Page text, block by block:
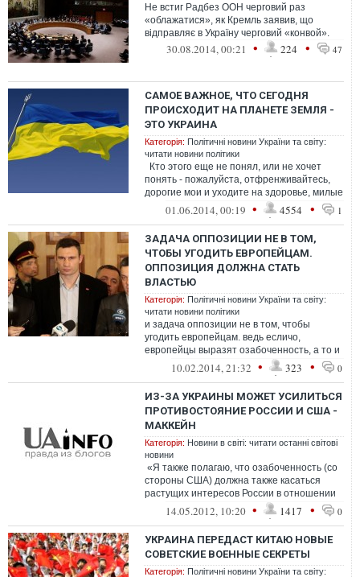
Не встиг Радбез ООН черговий раз
«облажатися», як Кремль заявив, що
відправляє в Україну черговий «конвой».
30.08.2014, 00:21 • 224 • 47
САМОЕ ВАЖНОЕ, ЧТО СЕГОДНЯ
ПРОИСХОДИТ НА ПЛАНЕТЕ ЗЕМЛЯ -
ЭТО УКРАИНА
Категорія: Політичні новини України та світу:
читати новини політики
Кто этого еще не понял, или не хочет
понять - пожалуйста, отфренживайтесь,
дорогие мои и уходите на здоровье, милые
мои френды, озабоченные то...
01.06.2014, 00:19 • 4554 • 1
ЗАДАЧА ОППОЗИЦИИ НЕ В ТОМ,
ЧТОБЫ УГОДИТЬ ЕВРОПЕЙЦАМ.
ОППОЗИЦИЯ ДОЛЖНА СТАТЬ
ВЛАСТЬЮ
Категорія: Політичні новини України та світу:
читати новини політики
и задача оппозиции не в том, чтобы
угодить европейцам. ведь есличо,
европейцы выразят озабоченность, а то и
соболезнования, не выезжая из своей
10.02.2014, 21:32 • 323 • 0
ИЗ-ЗА УКРАИНЫ МОЖЕТ УСИЛИТЬСЯ
ПРОТИВОСТОЯНИЕ РОССИИ И США -
МАККЕЙН
Категорія: Новини в світі: читати останні світові
новини
«Я также полагаю, что озабоченность (со
стороны США) должна также касаться
растущих интересов России в отношении
Украины, трех балтийских ...
14.05.2012, 10:20 • 1417 • 0
УКРАИНА ПЕРЕДАСТ КИТАЮ НОВЫЕ
СОВЕТСКИЕ ВОЕННЫЕ СЕКРЕТЫ
Категорія: Політичні новини України та світу: